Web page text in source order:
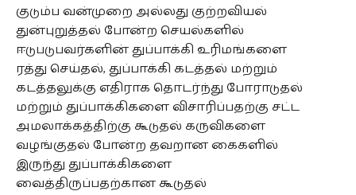
குடும்ப வன்முறை அல்லது குற்றவியல்
துன்புறுத்தல் போன்ற செயல்களில்
ஈடுபடுபவர்களின் துப்பாக்கி உரிமங்களை
ரத்து செய்தல், துப்பாக்கி கடத்தல் மற்றும்
கடத்தலுக்கு எதிராக தொடர்ந்து போராடுதல்
மற்றும் துப்பாக்கிகளை விசாரிப்பதற்கு சட்ட
அமலாக்கத்திற்கு கூடுதல் கருவிகளை
வழங்குதல் போன்ற தவறான கைகளில்
இருந்து துப்பாக்கிகளை
வைத்திருப்பதற்கான கூடுதல்